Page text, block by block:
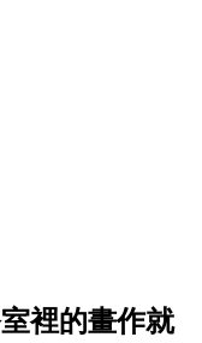
裡的畫作就